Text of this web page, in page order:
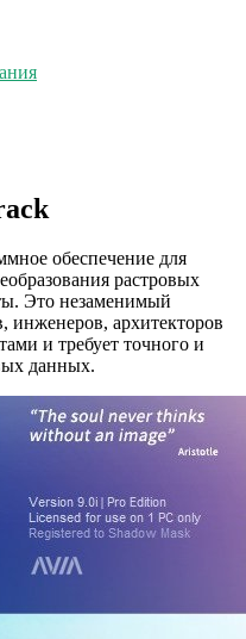
обеспечение для
растровых
Это незаменимый
инженеров, архитекторов
и требует точного и
данных.